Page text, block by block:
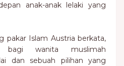
anak-anak lelaki yang
pakar Islam Austria berkata,
bagi wanita muslimah
dan sebuah pilihan yang